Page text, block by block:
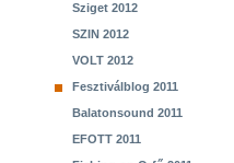
Sziget 2012
SZIN 2012
VOLT 2012
Fesztiválblog 2011
Balatonsound 2011
EFOTT 2011